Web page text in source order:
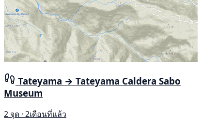
Tateyama → Tateyama Caldera Sabo
Museum
2 จุด · 2เดือนที่แล้ว